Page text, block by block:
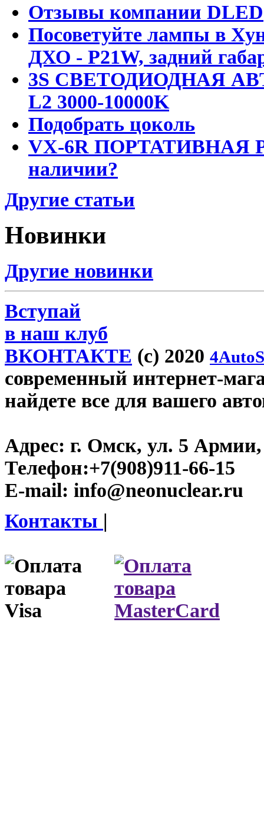
Отзывы компании DLED
Посоветуйте лампы в
ДХО - P21W, задний
3S СВЕТОДИОДНАЯ
L2 3000-10000K
Подобрать цоколь
VX-6R ПОРТАТИВНАЯ
наличии?
Другие статьи
Новинки
Другие новинки
Вступай
в наш клуб
ВКОНТАКТЕ (c) 2020
современный интернет-
найдете все для вашего
Адрес: г. Омск, ул. 5 Армии,
Телефон:+7(908)911-66-15
E-mail: info@neonuclear.ru
Контакты |